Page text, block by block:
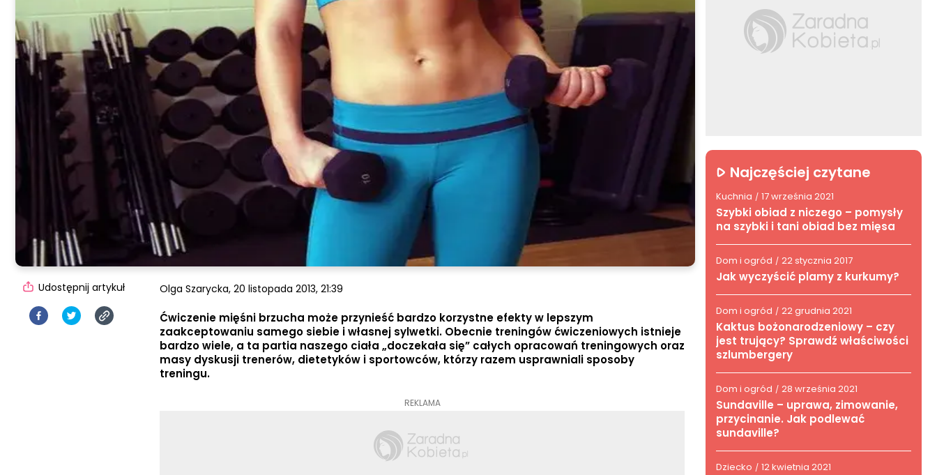
Olga Szarycka, 20 listopada 2013, 21:39
Ćwiczenie mięśni brzucha może przynieść bardzo korzystne efekty w lepszym
zaakceptowaniu samego siebie i własnej sylwetki. Obecnie treningów ćwiczeniowych istnieje
bardzo wiele, a ta partia naszego ciała „doczekała się” całych opracowań treningowych oraz
masy dyskusji trenerów, dietetyków i sportowców, którzy razem usprawniali sposoby
treningu.
REKLAMA
Udostępnij artykuł
Najczęściej czytane
Kuchnia / 17 września 2021
Szybki obiad z niczego – pomysły
na szybki i tani obiad bez mięsa
Dom i ogród / 22 stycznia 2017
Jak wyczyścić plamy z kurkumy?
Dom i ogród / 22 grudnia 2021
Kaktus bożonarodzeniowy – czy
jest trujący? Sprawdź właściwości
szlumbergery
Dom i ogród / 28 września 2021
Sundaville – uprawa, zimowanie,
przycinanie. Jak podlewać
sundaville?
Dziecko / 12 kwietnia 2021